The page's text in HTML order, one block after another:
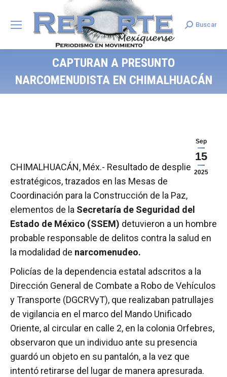
Search:
Buscar
CAPTURAN A PRESUNTO
NARCOMENUDISTA EN CHIMALHUACÁN
Sep
15
2025
CHIMALHUACÁN, Méx.- Resultado de despliegues
estratégicos, trazados en las Mesas de
Coordinación para la Construcción de la Paz,
elementos de la Secretaría de Seguridad del
Estado de México (SSEM) detuvieron a un hombre
probable responsable de delitos contra la salud en
la modalidad de narcomenudeo.
Policías de la dependencia estatal adscritos a la
Dirección General de Combate a Robo de Vehículos
y Transporte (DGCRVyT), que realizaban patrullajes
de vigilancia en el marco del Mando Unificado
Oriente, al circular en calle 2, en la colonia Orfebres,
observaron que un individuo ante su presencia
guardó un objeto en su pantalón, a la vez que
intentó retirarse del lugar de manera apresurada.